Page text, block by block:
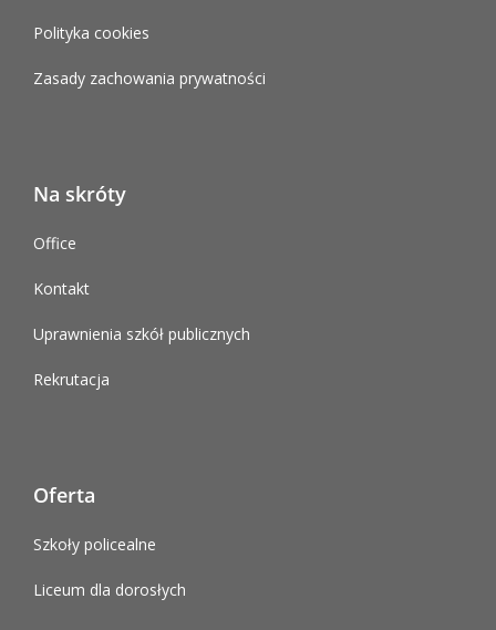
Polityka cookies
Zasady zachowania prywatności
Na skróty
Office
Kontakt
Uprawnienia szkół publicznych
Rekrutacja
Oferta
Szkoły policealne
Liceum dla dorosłych